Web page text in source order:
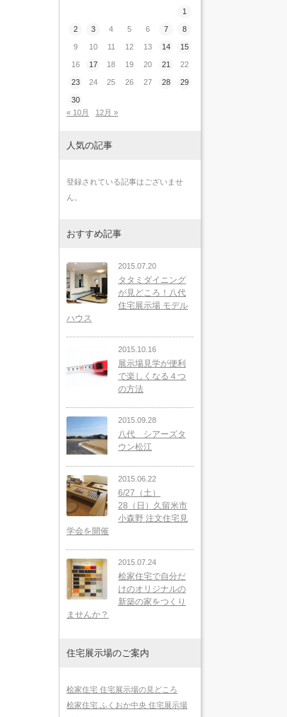
1
2 3 4 5 6 7 8
9 10 11 12 13 14 15
16 17 18 19 20 21 22
23 24 25 26 27 28 29
30
« 10月
12月 »
人気の記事
登録されている記事はございませ
ん。
おすすめ記事
2015.07.20
タタミダイニング
が見どころ！八代
住宅展示場 モデル
ハウス
2015.10.16
展示場見学が便利
で楽しくなる４つ
の方法
2015.09.28
八代 シアーズタ
ウン松江
2015.06.22
6/27（土）
28（日）久留米市
小森野 注文住宅見
学会を開催
2015.07.24
桧家住宅で自分だ
けのオリジナルの
新築の家をつくり
ませんか？
住宅展示場のご案内
桧家住宅 住宅展示場の見どころ
桧家住宅 ふくおか中央 住宅展示場